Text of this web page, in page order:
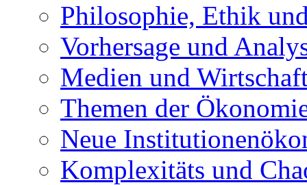
Philosophie, Ethik
Vorhersage und
Medien und
Themen der
Neue
Komplexitäts und